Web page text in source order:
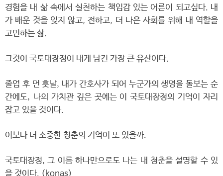
경험을 내 삶 속에서 실천하는 책임감 있는 어른이 되고싶다. 내
가 배운 것을 잊지 않고, 전하고, 더 나은 사회를 위해 내 역할을
고민하는 삶.
그것이 국토대장정이 내게 남긴 가장 큰 유산이다.
졸업 후 먼 훗날, 내가 간호사가 되어 누군가의 생명을 돌보는 순
간에도, 나의 가치관 깊은 곳에는 이 국토대장정의 기억이 자리
잡고 있을 것이다.
이보다 더 소중한 청춘의 기억이 또 있을까.
국토대장정, 그 이름 하나만으로도 나는 내 청춘을 설명할 수 있
을 것이다. (konas)